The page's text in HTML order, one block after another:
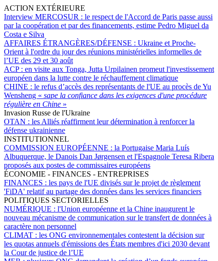
ACTION EXTÉRIEURE
Interview MERCOSUR : le respect de l'Accord de Paris passe aussi
par la coopération et par des financements, estime Pedro Miguel da
Costa e Silva
AFFAIRES ÉTRANGÈRES/DÉFENSE : Ukraine et Proche-
Orient à l'ordre du jour des réunions ministérielles informelles de
l’UE des 29 et 30 août
ACP : en visite aux Tonga, Jutta Urpilainen promeut l'investissement
européen dans la lutte contre le réchauffement climatique
CHINE : le refus d’accès des représentants de l'UE au procès de Yu
Wensheng « sape la confiance dans les exigences d'une procédure
régulière en Chine »
Invasion Russe de l'Ukraine
OTAN : les Alliés réaffirment leur détermination à renforcer la
défense ukrainienne
INSTITUTIONNEL
COMMISSION EUROPÉENNE : la Portugaise Maria Luís
Albuquerque, le Danois Dan Jørgensen et l'Espagnole Teresa Ribera
proposés aux postes de commissaires européens
ÉCONOMIE - FINANCES - ENTREPRISES
FINANCES : les pays de l'UE divisés sur le projet de règlement
'FiDA' relatif au partage des données dans les services financiers
POLITIQUES SECTORIELLES
NUMÉRIQUE : l'Union européenne et la Chine inaugurent le
nouveau mécanisme de communication sur le transfert de données à
caractère non personnel
CLIMAT : les ONG environnementales contestent la décision sur
les quotas annuels d'émissions des États membres d'ici 2030 devant
la Cour de justice de l’UE